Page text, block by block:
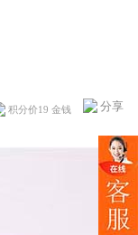
分享
积分价19 金钱